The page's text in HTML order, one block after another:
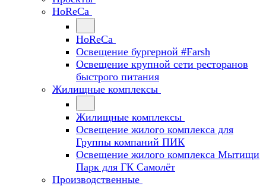
HoReCa
HoReCa
Освещение бургерной #Farsh
Освещение крупной сети ресторанов
быстрого питания
Жилищные комплексы
Жилищные комплексы
Освещение жилого комплекса для
Группы компаний ПИК
Освещение жилого комплекса Мытищи
Парк для ГК Самолёт
Производственные